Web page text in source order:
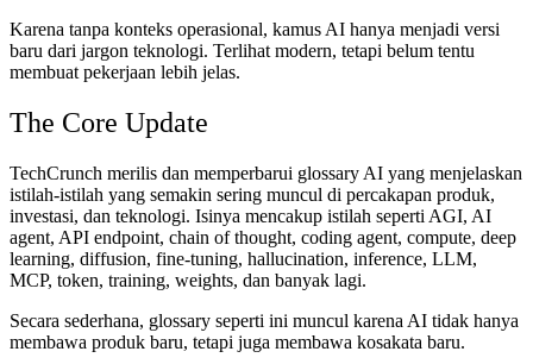
Karena tanpa konteks operasional, kamus AI hanya menjadi versi
baru dari jargon teknologi. Terlihat modern, tetapi belum tentu
membuat pekerjaan lebih jelas.
The Core Update
TechCrunch merilis dan memperbarui glossary AI yang menjelaskan
istilah-istilah yang semakin sering muncul di percakapan produk,
investasi, dan teknologi. Isinya mencakup istilah seperti AGI, AI
agent, API endpoint, chain of thought, coding agent, compute, deep
learning, diffusion, fine-tuning, hallucination, inference, LLM,
MCP, token, training, weights, dan banyak lagi.
Secara sederhana, glossary seperti ini muncul karena AI tidak hanya
membawa produk baru, tetapi juga membawa kosakata baru.